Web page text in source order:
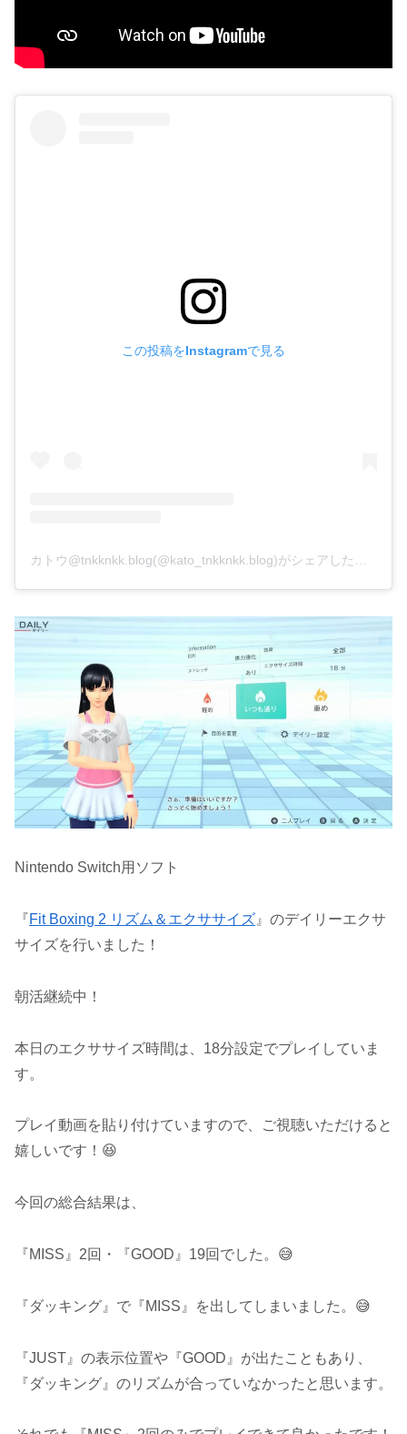
この投稿をInstagramで見る
Nintendo Switch用ソフト
『Fit Boxing 2 リズム＆エクササイズ 』のデイリーエクサ
サイズを行いました！
朝活継続中！
本日のエクササイズ時間は、18分設定でプレイしていま
す。
プレイ動画を貼り付けていますので、ご視聴いただけると
嬉しいです！😆
今回の総合結果は、
『MISS』2回・『GOOD』19回でした。😅
『ダッキング』で『MISS』を出してしまいました。😅
『JUST』の表示位置や『GOOD』が出たこともあり、
『ダッキング』のリズムが合っていなかったと思います。